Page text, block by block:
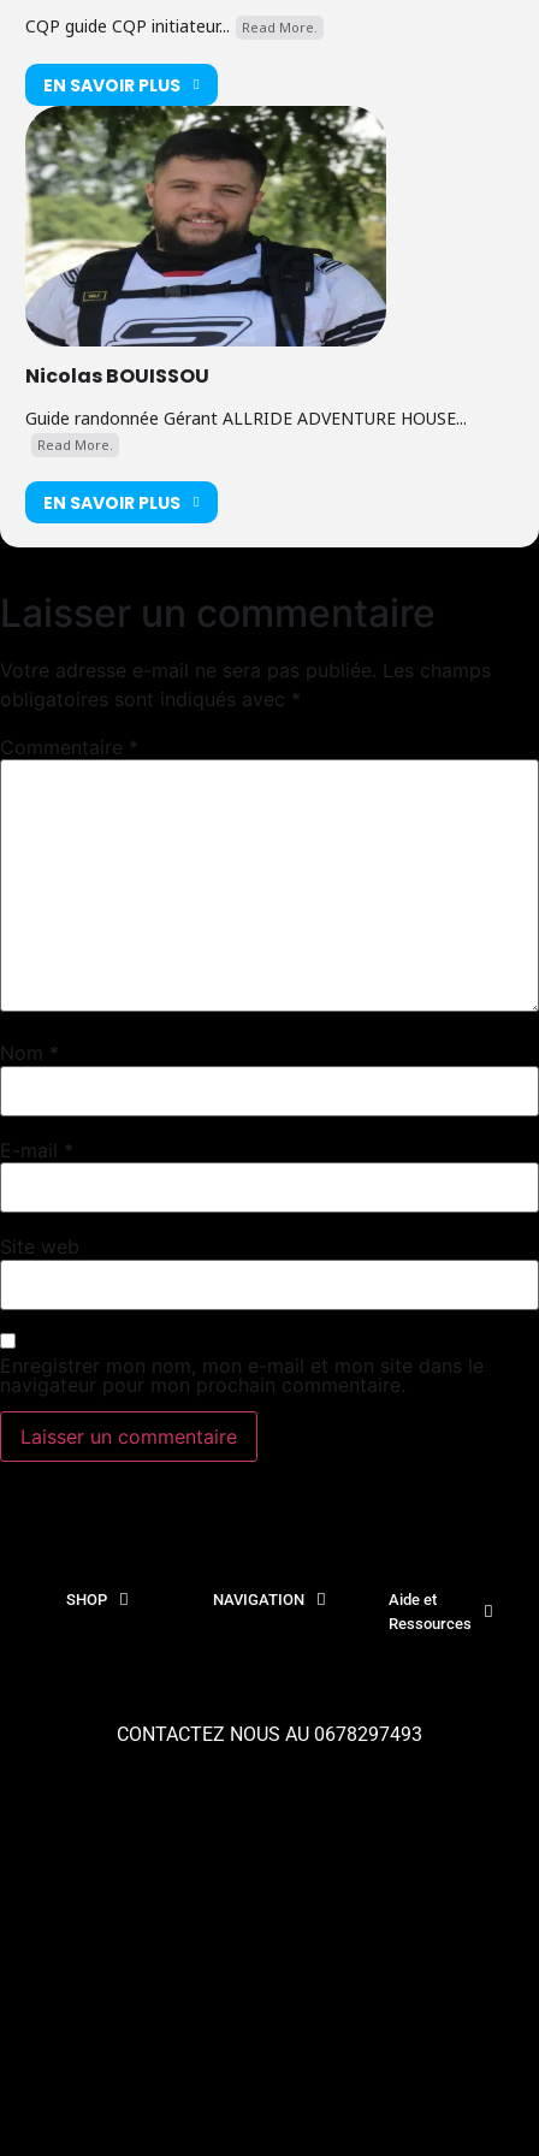
CQP guide CQP initiateur... Read More.
EN SAVOIR PLUS
Nicolas BOUISSOU
Guide randonnée Gérant ALLRIDE ADVENTURE HOUSE...
Read More.
EN SAVOIR PLUS
Laisser un commentaire
Votre adresse e-mail ne sera pas publiée. Les champs
obligatoires sont indiqués avec *
Commentaire *
Nom *
E-mail *
Site web
Enregistrer mon nom, mon e-mail et mon site dans le
navigateur pour mon prochain commentaire.
SHOP NAVIGATION
Aide et
Ressources
CONTACTEZ NOUS AU 0678297493